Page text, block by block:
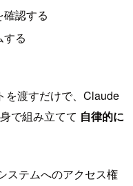
認する
する
を渡すだけで、Claude
で組み立てて 自律的に
ステムへのアクセス権